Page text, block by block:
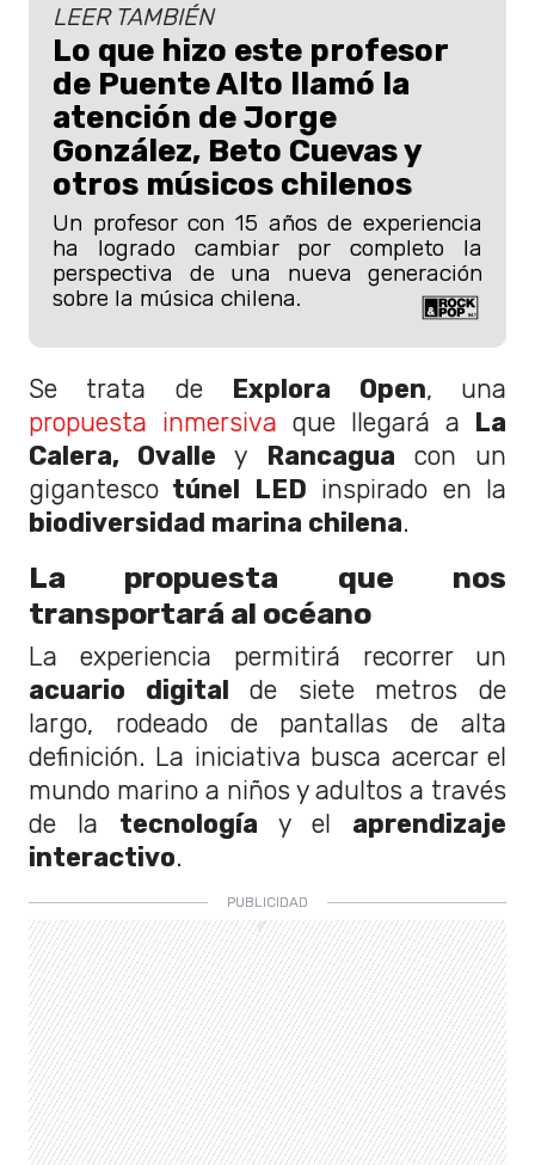
LEER TAMBIÉN
Lo que hizo este profesor
de Puente Alto llamó la
atención de Jorge
González, Beto Cuevas y
otros músicos chilenos
Un profesor con 15 años de experiencia
ha logrado cambiar por completo la
perspectiva de una nueva generación
sobre la música chilena.
Se trata de Explora Open, una
propuesta inmersiva que llegará a La
Calera, Ovalle y Rancagua con un
gigantesco túnel LED inspirado en la
biodiversidad marina chilena.
La propuesta que nos
transportará al océano
La experiencia permitirá recorrer un
acuario digital de siete metros de
largo, rodeado de pantallas de alta
definición. La iniciativa busca acercar el
mundo marino a niños y adultos a través
de la tecnología y el aprendizaje
interactivo.